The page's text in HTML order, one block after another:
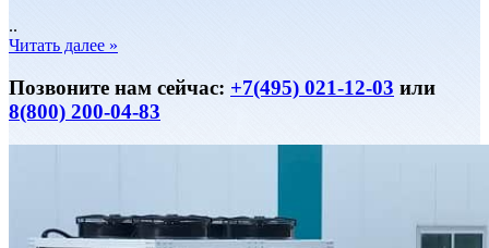
..
Читать далее »
Позвоните нам сейчас: +7(495) 021-12-03 или
8(800) 200-04-83